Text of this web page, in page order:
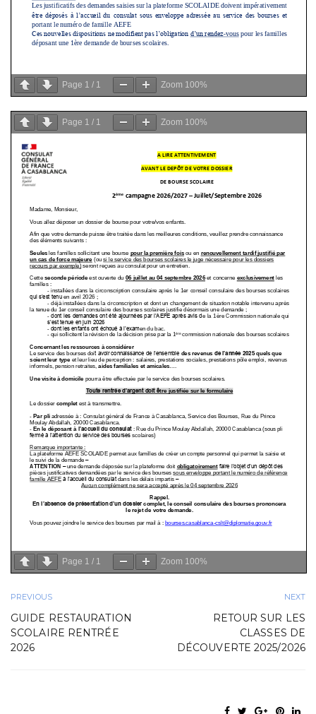
Page 1 / 1 Zoom 100%
Page 1 / 1 Zoom 100%
Page 1 / 1 Zoom 100%
PREVIOUS
GUIDE RESTAURATION
SCOLAIRE RENTRÉE
2026
NEXT
RETOUR SUR LES
CLASSES DE
DÉCOUVERTE 2025/2026